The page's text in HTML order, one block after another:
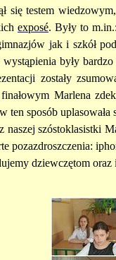
się testem
exposé. Były to
jak i szkół
były
zostały
Marlena
ten sposób uplasowała
naszej szóstoklasistki
pozazdroszczenia:
dziewczętom